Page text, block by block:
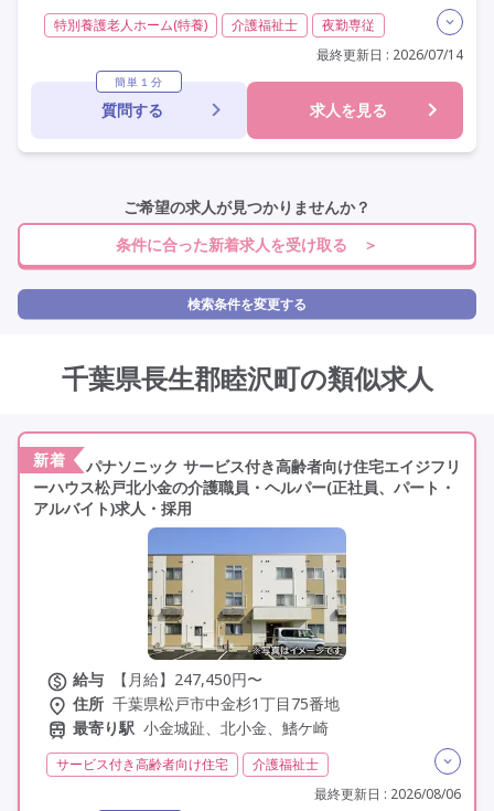
特別養護老人ホーム(特養) 介護福祉士
夜勤専従
社会保険完備
交通費支給
年間休日120日以上
年間休日110日以上
学歴不問
定年60歳以上 定年65歳以上 車通勤可
最終更新日 : 2026/07/14
簡単１分
質問する 求人を見る
ご希望の求人が見つかりませんか？
条件に合った新着求人を受け取る ＞
検索条件を変更する
千葉県長生郡睦沢町の類似求人
新着
パナソニック サービス付き高齢者向け住宅エイジフリ
ーハウス松戸北小金の介護職員・ヘルパー(正社員、パート・
アルバイト)求人・採用
給与
【月給】247,450円〜
住所 千葉県松戸市中金杉1丁目75番地
最寄り駅 小金城趾、北小金、鰭ケ崎
サービス付き高齢者向け住宅
介護福祉士
初任者研修(ヘルパー2級)最終更新日 : 2026/08/06